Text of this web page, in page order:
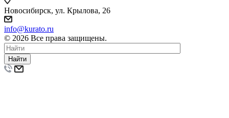
Новосибирск, ул. Крылова, 26
info@kurato.ru
© 2026 Все права защищены.
Найти